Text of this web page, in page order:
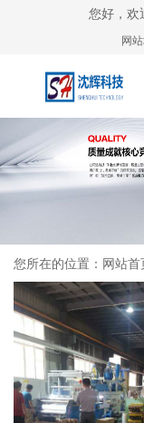
您好，欢
网
您所在的位置： 网站首